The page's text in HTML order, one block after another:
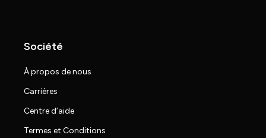
Société
À propos de nous
Carrières
Centre d’aide
Termes et Conditions